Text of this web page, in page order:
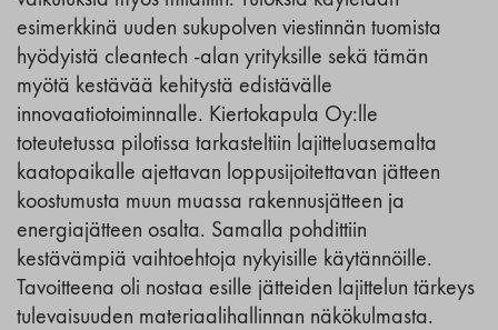
esimerkkinä uuden sukupolven viestinnän tuomista
hyödyistä cleantech -alan yrityksille sekä tämän
myötä kestävää kehitystä edistävälle
innovaatiotoiminnalle. Kiertokapula Oy:lle
toteutetussa pilotissa tarkasteltiin lajitteluasemalta
kaatopaikalle ajettavan loppusijoitettavan jätteen
koostumusta muun muassa rakennusjätteen ja
energiajätteen osalta. Samalla pohdittiin
kestävämpiä vaihtoehtoja nykyisille käytännöille.
Tavoitteena oli nostaa esille jätteiden lajittelun tärkeys
tulevaisuuden materiaalihallinnan näkökulmasta.